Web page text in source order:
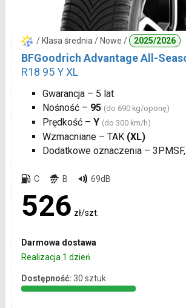
/ Klasa średnia / Nowe / 2025/2026
BFGoodrich Advantage All-
R18 95 Y XL
Gwarancja – 5 lat
Nośność – 95 (do 690 kg/oponę)
Prędkość – Y (do 300 km/h)
Wzmacniane – TAK (XL)
Dodatkowe oznaczenia –
C B 69dB
526 zł/szt.
Darmowa dostawa
Realizacja 1 dzień
Dostępność: 30 sztuk